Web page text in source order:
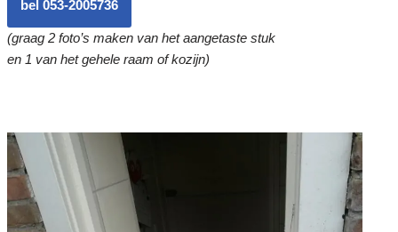
bel 053-2005736
(graag 2 foto’s maken van het aangetaste stuk
en 1 van het gehele raam of kozijn)